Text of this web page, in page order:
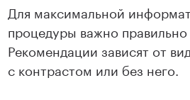
Для максимальной
процедуры важно правильно
Рекомендации зависят от
с контрастом или без него.